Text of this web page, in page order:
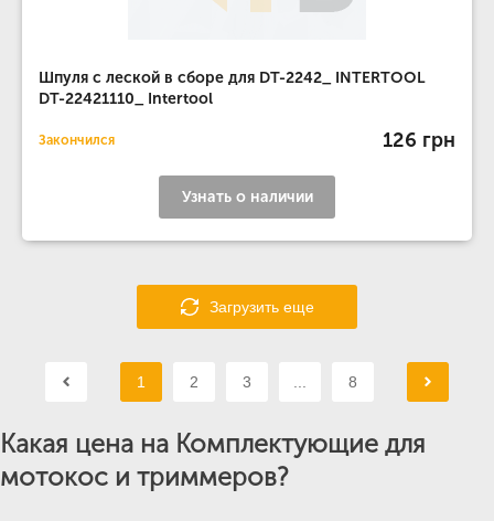
Шпуля с леской в сборе для DT-2242_ INTERTOOL
DT-22421110_ Intertool
Закончился 126 грн
Узнать о наличии
Загрузить еще
1 2 3 8
Какая цена на Комплектующие для
мотокос и триммеров?